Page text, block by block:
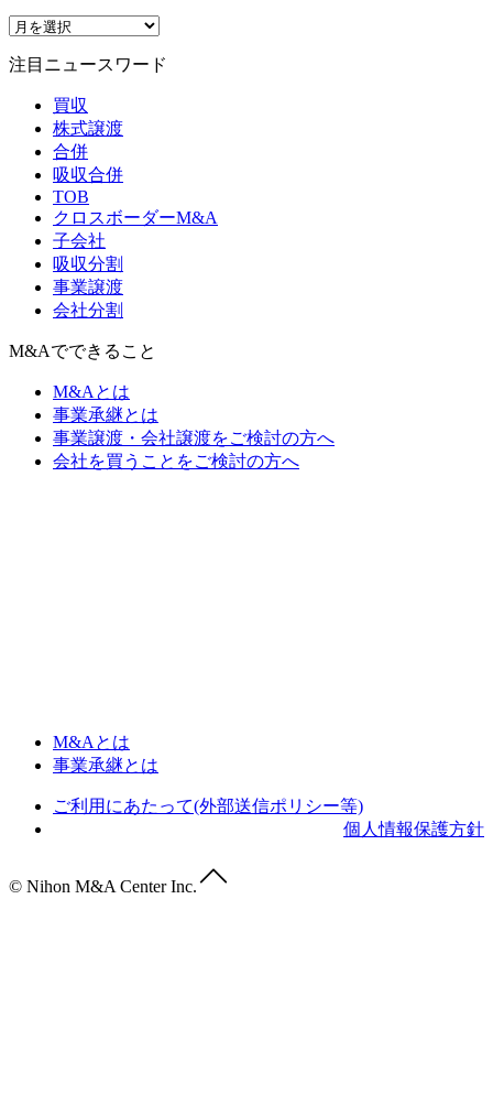
注目ニュースワード
買収
株式譲渡
合併
吸収合併
TOB
クロスボーダーM&A
子会社
吸収分割
事業譲渡
会社分割
M&Aでできること
M&Aとは
事業承継とは
事業譲渡・会社譲渡をご検討の方へ
会社を買うことをご検討の方へ
M&Aとは
事業承継とは
ご利用にあたって(外部送信ポリシー等)
個人情報保護方針
© Nihon M&A Center Inc.